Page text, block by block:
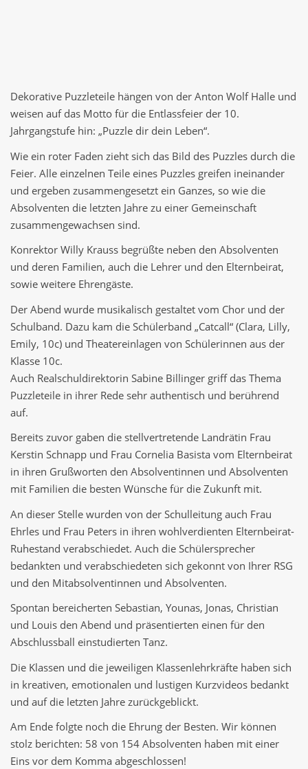
Dekorative Puzzleteile hängen von der Anton Wolf Halle und
weisen auf das Motto für die Entlassfeier der 10.
Jahrgangstufe hin: „Puzzle dir dein Leben“.
Wie ein roter Faden zieht sich das Bild des Puzzles durch die
Feier. Alle einzelnen Teile eines Puzzles greifen ineinander
und ergeben zusammengesetzt ein Ganzes, so wie die
Absolventen die letzten Jahre zu einer Gemeinschaft
zusammengewachsen sind.
Konrektor Willy Krauss begrüßte neben den Absolventen
und deren Familien, auch die Lehrer und den Elternbeirat,
sowie weitere Ehrengäste.
Der Abend wurde musikalisch gestaltet vom Chor und der
Schulband. Dazu kam die Schülerband „Catcall“ (Clara, Lilly,
Emily, 10c) und Theatereinlagen von Schülerinnen aus der
Klasse 10c.
Auch Realschuldirektorin Sabine Billinger griff das Thema
Puzzleteile in ihrer Rede sehr authentisch und berührend
auf.
Bereits zuvor gaben die stellvertretende Landrätin Frau
Kerstin Schnapp und Frau Cornelia Basista vom Elternbeirat
in ihren Grußworten den Absolventinnen und Absolventen
mit Familien die besten Wünsche für die Zukunft mit.
An dieser Stelle wurden von der Schulleitung auch Frau
Ehrles und Frau Peters in ihren wohlverdienten Elternbeirat-
Ruhestand verabschiedet. Auch die Schülersprecher
bedankten und verabschiedeten sich gekonnt von Ihrer RSG
und den Mitabsolventinnen und Absolventen.
Spontan bereicherten Sebastian, Younas, Jonas, Christian
und Louis den Abend und präsentierten einen für den
Abschlussball einstudierten Tanz.
Die Klassen und die jeweiligen Klassenlehrkräfte haben sich
in kreativen, emotionalen und lustigen Kurzvideos bedankt
und auf die letzten Jahre zurückgeblickt.
Am Ende folgte noch die Ehrung der Besten. Wir können
stolz berichten: 58 von 154 Absolventen haben mit einer
Eins vor dem Komma abgeschlossen!